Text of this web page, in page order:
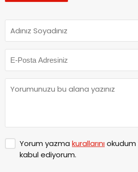
Yorum yazma kurallarınıokudum
kabul ediyorum.